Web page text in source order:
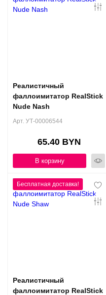
Реалистичный
фаллоимитатор RealStick
Nude Nash
Арт. УТ-00006544
65.40 BYN
В корзину
Реалистичный
фаллоимитатор RealStick